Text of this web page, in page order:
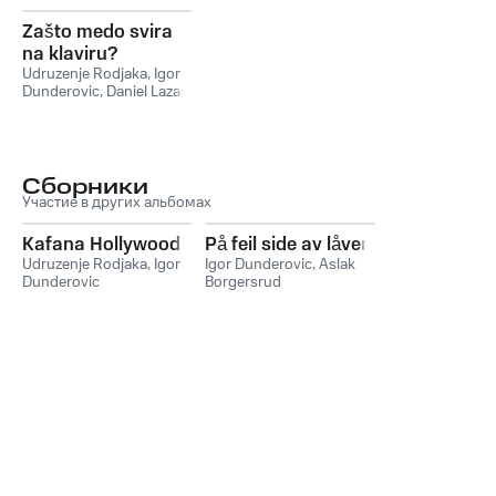
Zašto medo svira
na klaviru?
Udruzenje Rodjaka, Igor
Dunderovic, Daniel Lazar
Сборники
Участие в других альбомах
Kafana Hollywood
Udruzenje Rodjaka, Igor
Dunderovic
På feil side av låven
Igor Dunderovic,Aslak
Borgersrud